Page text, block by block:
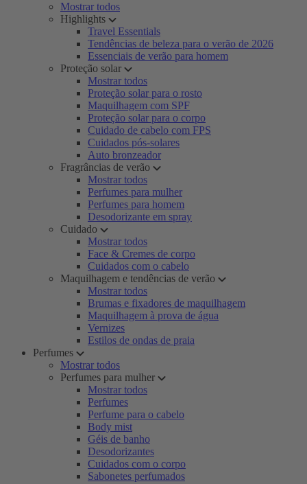
Mostrar todos
Highlights
Travel Essentials
Tendências de beleza para o verão de 2026
Essenciais de verão para homem
Proteção solar
Mostrar todos
Proteção solar para o rosto
Maquilhagem com SPF
Proteção solar para o corpo
Cuidado de cabelo com FPS
Cuidados pós-solares
Auto bronzeador
Fragrâncias de verão
Mostrar todos
Perfumes para mulher
Perfumes para homem
Desodorizante em spray
Cuidado
Mostrar todos
Face & Cremes de corpo
Cuidados com o cabelo
Maquilhagem e tendências de verão
Mostrar todos
Brumas e fixadores de maquilhagem
Maquilhagem à prova de água
Vernizes
Estilos de ondas de praia
Perfumes
Mostrar todos
Perfumes para mulher
Mostrar todos
Perfumes
Perfume para o cabelo
Body mist
Géis de banho
Desodorizantes
Cuidados com o corpo
Sabonetes perfumados